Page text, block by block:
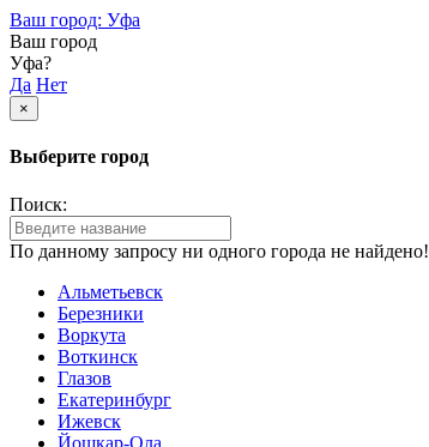
Ваш город: Уфа
Ваш город
Уфа?
Да Нет
×
Выберите город
Поиск:
По данному запросу ни одного города не найдено!
Альметьевск
Березники
Воркута
Воткинск
Глазов
Екатеринбург
Ижевск
Йошкар-Ола